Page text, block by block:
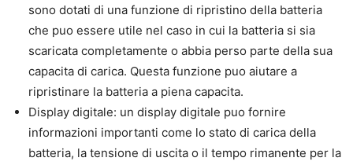
sono dotati di una funzione di ripristino della batteria
che puo essere utile nel caso in cui la batteria si sia
scaricata completamente o abbia perso parte della sua
capacita di carica. Questa funzione puo aiutare a
ripristinare la batteria a piena capacita.
Display digitale: un display digitale puo fornire
informazioni importanti come lo stato di carica della
batteria, la tensione di uscita o il tempo rimanente per la